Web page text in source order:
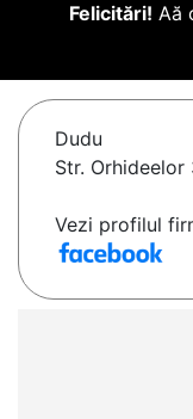
Felicitări! Aă
Dudu
Str. Orhideelor
Vezi profilul